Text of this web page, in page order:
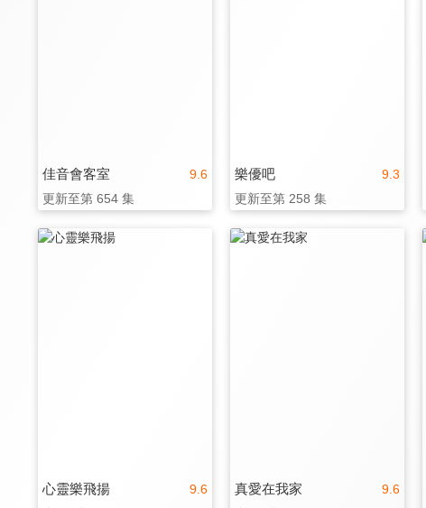
9.6
佳音會客室
更新至第 654 集
9.3
樂優吧
更新至第 258 集
9.6
心靈樂飛揚 9.6
真愛在我家